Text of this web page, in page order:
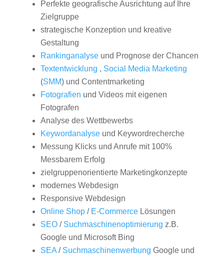
Perfekte geografische Ausrichtung auf Ihre
Zielgruppe
strategische Konzeption und kreative
Gestaltung
Rankinganalyseund Prognose der Chancen
Textentwicklung , Social Media Marketing
(SMM) und Contentmarketing
Fotografien und Videos mit eigenen
Fotografen
Analyse des Wettbewerbs
Keywordanalyseund Keywordrecherche
Messung Klicks und Anrufe mit 100%
Messbarem Erfolg
zielgruppenorientierte Marketingkonzepte
modernes Webdesign
Responsive Webdesign
Online Shop/ E-CommerceLösungen
SEO/ Suchmaschinenoptimierung z.B.
Google und Microsoft Bing
SEA/ Suchmaschinenwerbung Google und